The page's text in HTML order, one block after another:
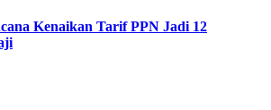
Kenaikan Tarif PPN Jadi 12